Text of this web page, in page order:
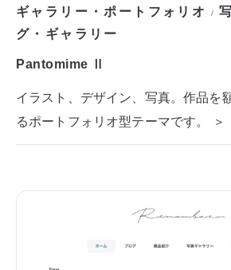
ギャラリー・ポートフォリオ /
グ・ギャラリー
Pantomime Ⅱ
イラスト、デザイン、写真。作品を
るポートフォリオ型テーマです。 ＞